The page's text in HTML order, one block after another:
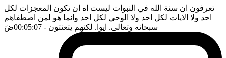
تعرفون ان سنة الله في النبوات ليست اه ان تكون المعجزات لكل
احد ولا الايات لكل احد ولا الوحي لكل احد وانما هو لمن اصطفاهم
سبحانه وتعالى. ايوا. لكنهم يتعنتون - 00:05:07 ضَ